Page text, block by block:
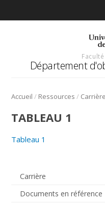
Département
Accueil / Ressources / Carrière
Carrière
Documents en référence
TABLEAU 1
Tableau 1